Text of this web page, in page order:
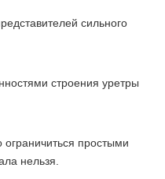
сильного
строения уретры
ограничиться простыми
нельзя.